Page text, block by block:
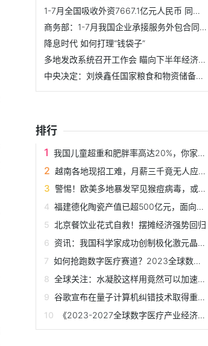
1-7月全国吸收外资7667.1亿元人民币 同比下降4%
商务部：1-7月我国企业承接服务外包合同额同比增长15.5%
降息时代 如何打理“钱袋子”
多地发改系统召开工作会 瞄向下半年经济“发力点”
中央决定：刘焕鑫任国家粮食和物资储备局党组书记
排行
我国儿童超重和肥胖率高达20%，你家宝贝中招了吗？
越南各地现招工难，月薪三千竟无人应聘！
警惕！欧美多地暴发罕见猴痘病毒，或存在人传人可能，目前没...
福建德化陶瓷产值已超500亿元，面向东南亚国家的出口迅速增长
北京餐饮业花式自救！摆摊经济强势回归
资讯：我国科学家成功创制极化激元晶体管，有望实现高效光电...
如何抢跑数字医疗赛道？2023全球数字医疗创新生态峰会（中国...
全球关注：水凝胶这样用竟然可以加速皮肤伤口愈合，还能不留疤！
谷歌宣布在量子计算机纠错技术取得重要突破！
《2023-2027全球数字医疗产业经济发展蓝皮书》将重磅发布！全...